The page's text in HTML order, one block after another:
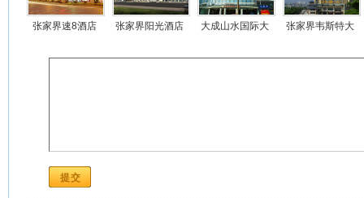
张家界速8酒店
张家界阳光酒店
大成山水国际大
张家界韦斯特大